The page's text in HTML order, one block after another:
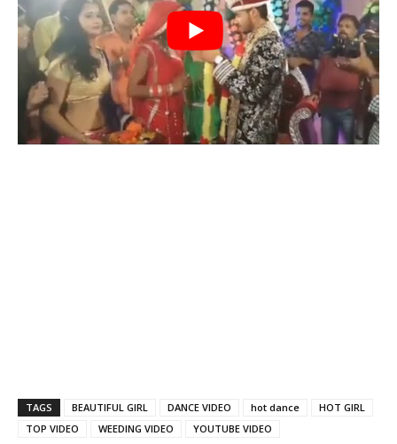
TAGS BEAUTIFUL GIRL DANCE VIDEO hot dance
HOT GIRL
TOP VIDEO
WEEDING VIDEO YOUTUBE VIDEO